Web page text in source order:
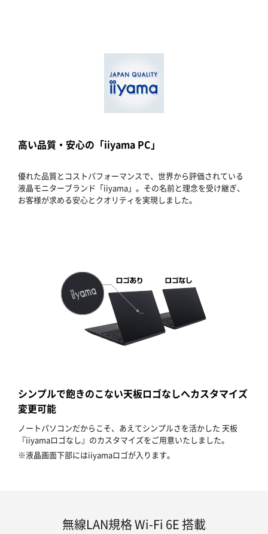
高い品質・安心の「iiyama PC」
優れた品質とコストパフォーマンスで、世界から評価されている
液晶モニターブランド「iiyama」。その名前と理念を受け継ぎ、
お客様が求める安心とクオリティを実現しました。
シンプルで飽きのこない天板ロゴなしへカスタマイズ
変更可能
ノートパソコンだからこそ、あえてシンプルさを活かした 天板
『iiyamaロゴなし』のカスタマイズをご用意いたしました。
※液晶画面下部にはiiyamaロゴが入ります。
無線LAN規格 Wi-Fi 6E 搭載